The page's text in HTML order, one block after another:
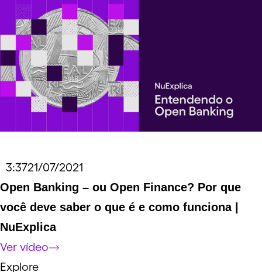
Duração do vídeo
3:37Data do vídeo
21/07/2021
Link externo para o vídeo
Open Banking – ou Open Finance? Por que
você deve saber o que é e como funciona |
NuExplica
Ver vídeo
Explore